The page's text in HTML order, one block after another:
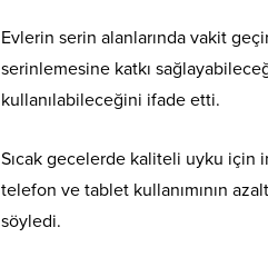
Evlerin serin alanlarında vakit
serinlemesine katkı
kullanılabileceğini ifade etti.
Sıcak gecelerde kaliteli uyku için
telefon ve tablet kullanımının
söyledi.